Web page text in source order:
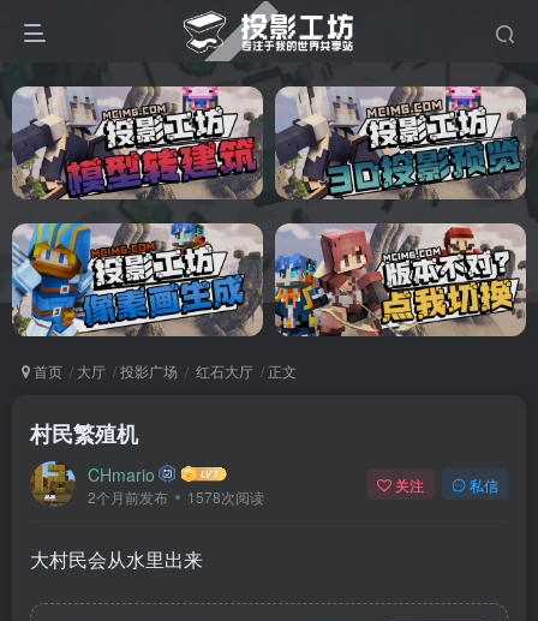
首页 大厅 投影广场 红石大厅 正文
村民繁殖机
CHmario
2个月前发布 1578次阅读
关注 私信
大村民会从水里出来